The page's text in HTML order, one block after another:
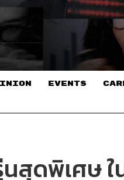
EVENTS
สุดพิเศษ ใ